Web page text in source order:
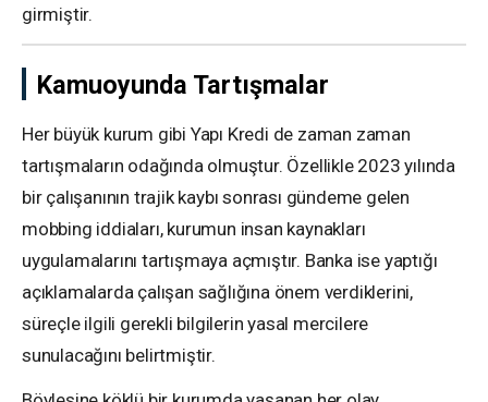
girmiştir.
Kamuoyunda Tartışmalar
Her büyük kurum gibi Yapı Kredi de zaman zaman
tartışmaların odağında olmuştur. Özellikle 2023 yılında
bir çalışanının trajik kaybı sonrası gündeme gelen
mobbing iddiaları, kurumun insan kaynakları
uygulamalarını tartışmaya açmıştır. Banka ise yaptığı
açıklamalarda çalışan sağlığına önem verdiklerini,
süreçle ilgili gerekli bilgilerin yasal mercilere
sunulacağını belirtmiştir.